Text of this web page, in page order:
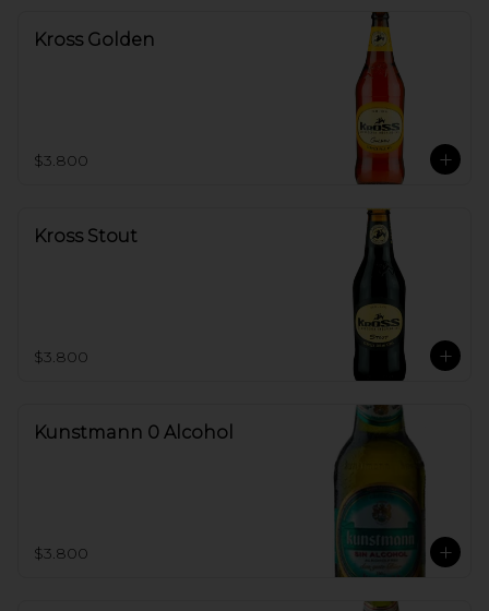
Kross Golden
$3.800
Kross Stout
$3.800
Kunstmann 0 Alcohol
$3.800